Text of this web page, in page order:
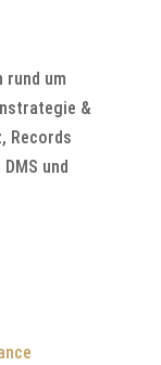
rund um
&
Records
und